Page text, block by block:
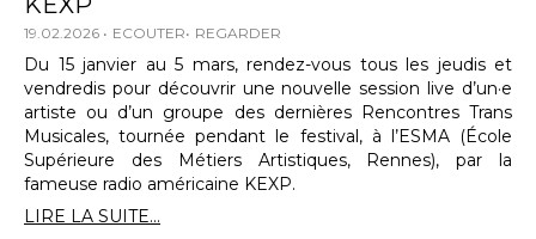
19.02.2026 ECOUTER REGARDER
Du 15 janvier au 5 mars, rendez-vous tous les jeudis et
vendredis pour découvrir une nouvelle session live d’un·e
artiste ou d’un groupe des dernières Rencontres Trans
Musicales, tournée pendant le festival, à l’ESMA (École
Supérieure des Métiers Artistiques, Rennes), par la
fameuse radio américaine KEXP.
LIRE LA SUITE...